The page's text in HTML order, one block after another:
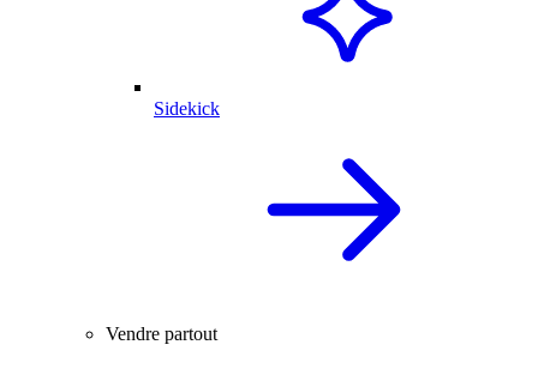
Sidekick
Vendre partout